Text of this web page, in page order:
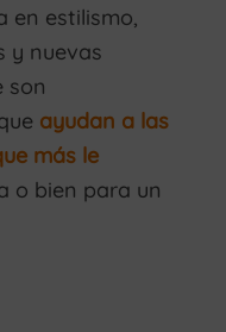
en estilismo,
y nuevas
son
ayudan a las
más le
o bien para un